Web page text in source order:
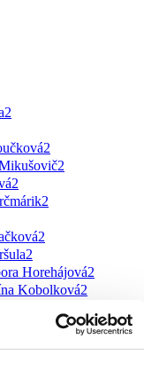
2
2
2
2
2
2
2
Horehájová2
Kobolková2